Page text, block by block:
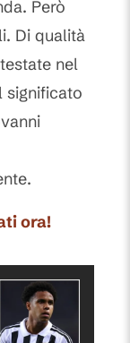
Però
Di qualità
nel
significato
ora!